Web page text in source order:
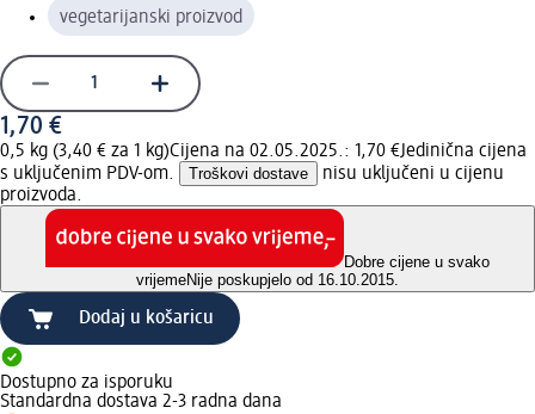
vegetarijanski proizvod
1,70 €
0,5 kg (3,40 € za 1 kg)Cijena na 02.05.2025.: 1,70 €Jedinična cijena
s uključenim PDV-om.
Troškovi dostave
nisu uključeni u cijenu
proizvoda.
Dobre cijene u svako
vrijemeNije poskupjelo od 16.10.2015.
Dodaj u košaricu
Dostupno za isporuku
Standardna dostava 2-3 radna dana